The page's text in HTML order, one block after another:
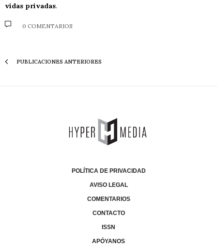
vidas privadas.
0 COMENTARIOS
PUBLICACIONES ANTERIORES
POLÍTICA DE PRIVACIDAD
AVISO LEGAL
COMENTARIOS
CONTACTO
ISSN
APÓYANOS